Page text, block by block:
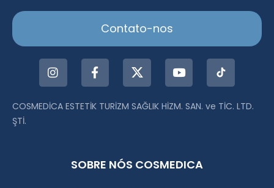
Contato-nos
COSMEDİCA ESTETİK TURİZM SAĞLIK HİZM. SAN. ve TİC. LTD.
ŞTİ.
SOBRE NÓS COSMEDICA